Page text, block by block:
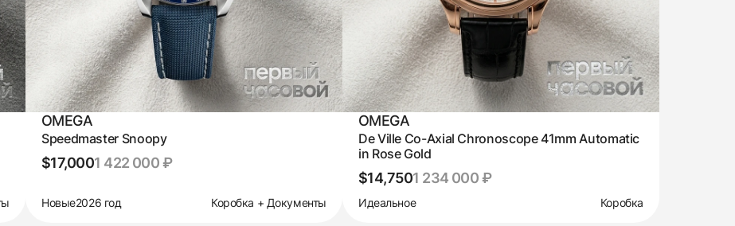
OMEGA
Speedmaster Snoopy
$17,0001 422 000 ₽
Новые2026 год Коробка + Документы
OMEGA
De Ville Co-Axial Chronoscope 41mm Automatic
in Rose Gold
$14,7501 234 000 ₽
Идеальное Коробка